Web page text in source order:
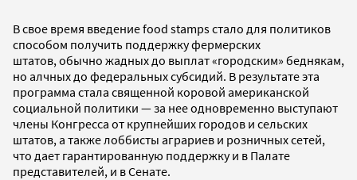
В свое время введение food stamps стало для политиков
способом получить поддержку фермерских
штатов, обычно жадных до выплат «городским» беднякам,
но алчных до федеральных субсидий. В результате эта
программа стала священной коровой американской
социальной политики — за нее одновременно выступают
члены Конгресса от крупнейших городов и сельских
штатов, а также лоббисты аграриев и розничных сетей,
что дает гарантированную поддержку и в Палате
представителей, и в Сенате.